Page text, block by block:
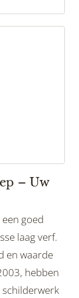
– Uw
goed
laag verf.
en waarde
hebben